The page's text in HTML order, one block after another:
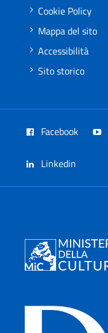
Cookie Policy
Mappa del sito
Accessibilità
Sito storico
Facebook
Linkedin